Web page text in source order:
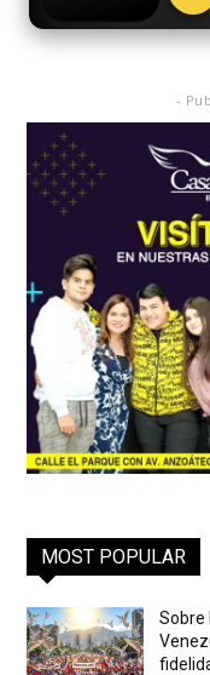
-
MOST POPULAR
Sobre